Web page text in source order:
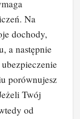
Na
dochody,
a następnie
porównujesz
Twój
od